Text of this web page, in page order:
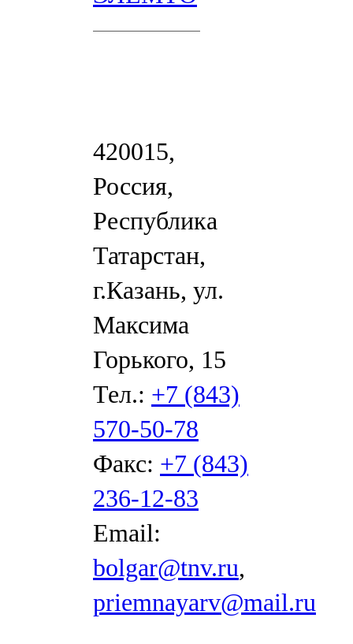
420015,
Россия,
Республика
Татарстан,
г.Казань, ул.
Максима
Горького, 15
Тел.: +7 (843)
570-50-78
Факс: +7 (843)
236-12-83
Email:
bolgar@tnv.ru,
priemnayarv@mail.ru